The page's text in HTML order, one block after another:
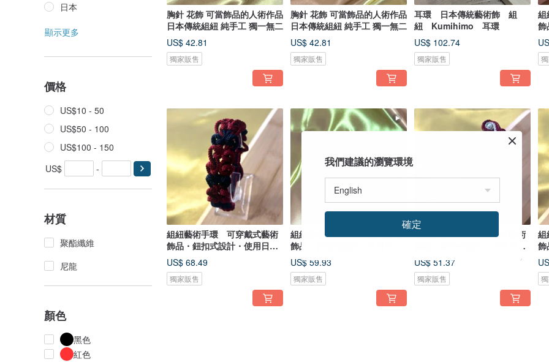
日本
顯示更多
價格
US$10 - 50
US$50 - 100
US$100 - 150
US$
-
材質
聚酯纖維
尼龍
顏色
黑色
紅色
胸針 花飾 可當飾品的人術作品
日本傳統組紐 純手工 獨一無二
US$ 42.81
獨家販售
胸針 花飾 可當飾品的人術作品
日本傳統組紐 純手工 獨一無二
US$ 42.81
獨家販售
耳環 日本傳統藝術飾 組
紐 Kumihimo 耳環
US$ 102.74
獨家販售
飾
組紐藝術手環 可穿戴式藝術
飾品・鈕扣式設計・使用日本
傳統組紐
US$ 68.49
獨家販售
組紐藝術手環 可穿戴式藝術
飾品・鈕扣式設計・使用日本
傳統組紐
US$ 59.93
獨家販售
組紐藝術手環 可穿戴式藝術
飾品・鈕扣式設計・使用日本
傳統組紐
US$ 51.37
獨家販售
飾
我們建議的瀏覽環境
確定